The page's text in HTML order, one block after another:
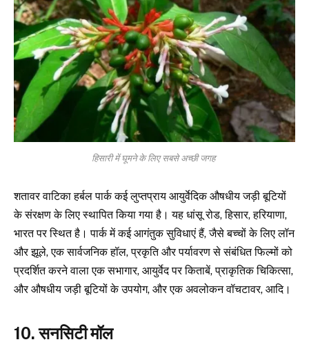
हिसारी में घूमने के लिए सबसे अच्छी जगह
शतावर वाटिका हर्बल पार्क कई लुप्तप्राय आयुर्वेदिक औषधीय जड़ी बूटियों
के संरक्षण के लिए स्थापित किया गया है। यह धांसू रोड, हिसार, हरियाणा,
भारत पर स्थित है। पार्क में कई आगंतुक सुविधाएं हैं, जैसे बच्चों के लिए लॉन
और झूले, एक सार्वजनिक हॉल, प्रकृति और पर्यावरण से संबंधित फिल्मों को
प्रदर्शित करने वाला एक सभागार, आयुर्वेद पर किताबें, प्राकृतिक चिकित्सा,
और औषधीय जड़ी बूटियों के उपयोग, और एक अवलोकन वॉचटावर, आदि।
10. सनसिटी मॉल